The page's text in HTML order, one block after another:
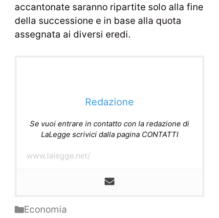
accantonate saranno ripartite solo alla fine
della successione e in base alla quota
assegnata ai diversi eredi.
Redazione
Se vuoi entrare in contatto con la redazione di
LaLegge scrivici dalla pagina CONTATTI
www.lalegge.net/
Categorie
Economia